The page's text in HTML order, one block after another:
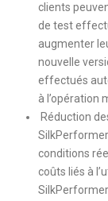
clients
de test
augmenter
nouvelle
effectués
à l’opération
Réduction
conditions
coûts liés à